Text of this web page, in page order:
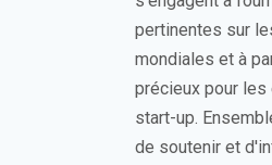
pertinentes sur
mondiales et à
précieux pour
start-up.
de soutenir et